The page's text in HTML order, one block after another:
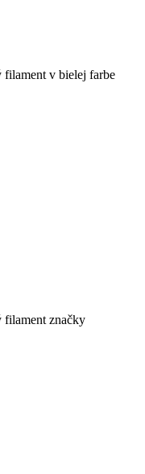
filament v bielej farbe
filament značky